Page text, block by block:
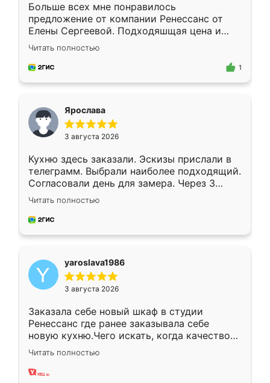
Больше всех мне понравилось
предложение от компании Ренессанс от
Елены Сергеевой. Подходяшщая цена и
короткие сроки изготовления. Приехавший
для замера сотрудник Владислав
предложил по моему эскизу самый
Читать полностью
1
Ярослава
3 августа 2026
Кухню здесь заказали. Эскизы прислали в
телеграмм. Выбрали наиболее подходящий.
Согласовали день для замера. Через 3
недели кухня была уже готова. Остались
довольны работой. Спасибо Ренессанс
мебель за качественную работу!
Читать полностью
yaroslava1986
3 августа 2026
Заказала себе новый шкаф в студии
Ренессанс где ранее заказывала себе
новую кухню.Чего искать, когда качеством
вполне довольна. Служит кухня уже почти
два года, нареканий нет.
Читать полностью